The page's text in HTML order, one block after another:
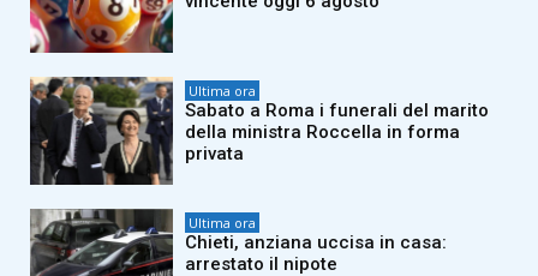
Ultima ora
Sabato a Roma i funerali del marito
della ministra Roccella in forma
privata
Ultima ora
Chieti, anziana uccisa in casa:
arrestato il nipote